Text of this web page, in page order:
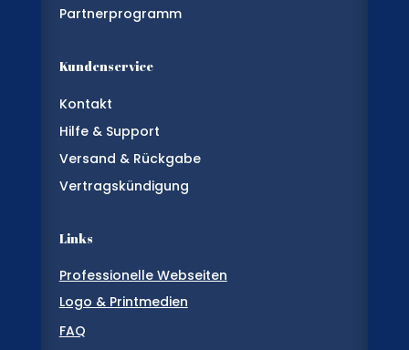
Partnerprogramm
Kundenservice
Kontakt
Hilfe & Support
Versand & Rückgabe
Vertragskündigung
Links
Professionelle Webseiten
Logo & Printmedien
FAQ